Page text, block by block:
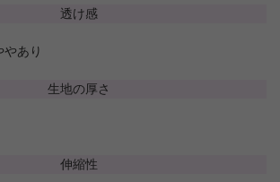
透け感
あり
生地の厚さ
伸縮性